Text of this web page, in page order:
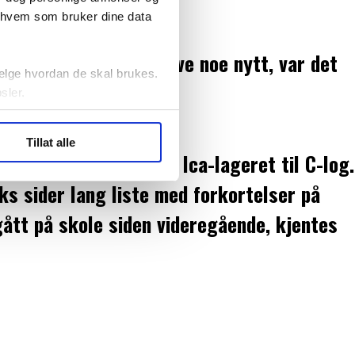
som bruker dine data
hvordan de skal brukes.
statistikk.
Tillat alle
Hvis jeg skulle prøve noe nytt, var det
første gjengen fra Ica-lageret til C-log.
sider lang liste med forkortelser på
på skole siden videregående, kjentes